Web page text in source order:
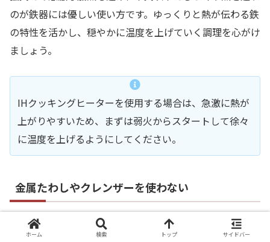
のが鉄器には優しい使い方です。ゆっくりと熱が伝わる鉄
の特性を活かし、穏やかに温度を上げていく調理を心がけ
ましょう。
IHクッキングヒーターを使用する場合は、急激に熱が
上がりやすいため、まずは弱火からスタートして徐々
に温度を上げるようにしてください。
金属たわしやクレンザーを使わない
汚れを落とそうとして金属たわしや研磨剤入りのクレンザ
ホーム 検索 トップ サイドバー